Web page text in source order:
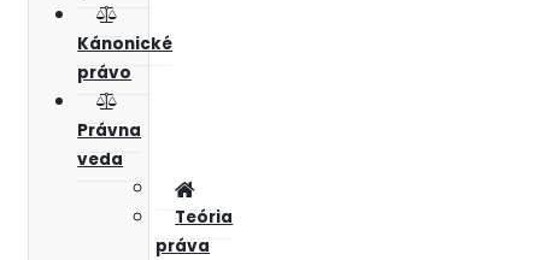
Kánonické
právo
Právna
veda
Teória
práva